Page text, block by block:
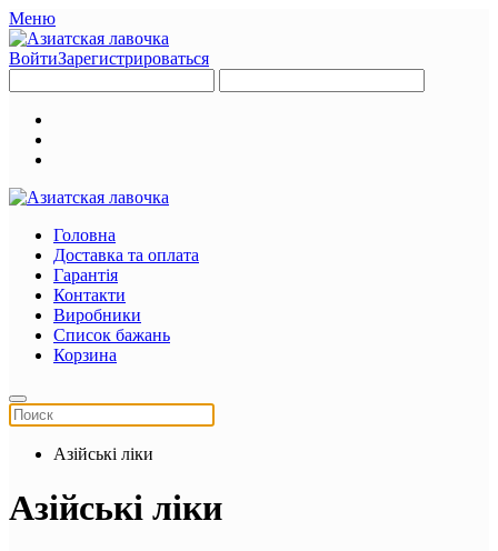
Меню
ВойтиЗарегистрироваться
Головна
Доставка та оплата
Гарантія
Контакти
Виробники
Список бажань
Корзина
Азійські ліки
Азійські ліки